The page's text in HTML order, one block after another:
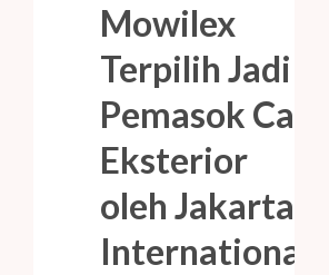
Mowilex
Terpilih Jadi
Pemasok Cat
Eksterior
oleh Jakarta
International